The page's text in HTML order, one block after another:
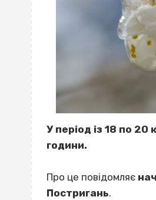
У період із 18 по 20
години.
Про це повідомляє
Постригань.